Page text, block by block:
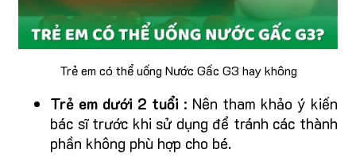
Trẻ em có thể uống Nước Gấc G3 hay không
Trẻ em dưới 2 tuổi : Nên tham khảo ý kiến
bác sĩ trước khi sử dụng để tránh các thành
phần không phù hợp cho bé.